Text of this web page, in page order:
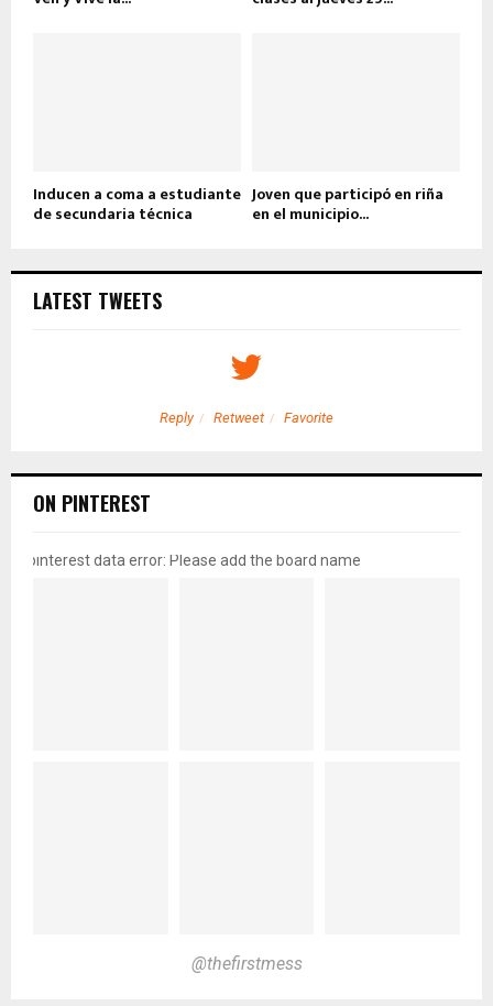
Inducen a coma a estudiante
de secundaria técnica
Joven que participó en riña
en el municipio...
LATEST TWEETS
Reply Retweet Favorite
ON PINTEREST
pinterest data error: Please add the board name
@thefirstmess